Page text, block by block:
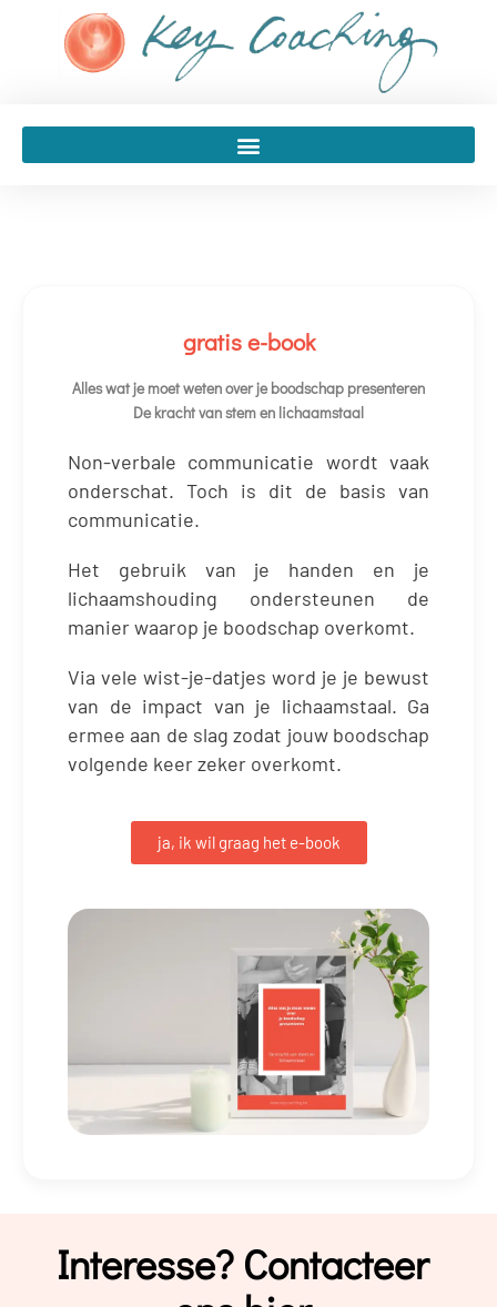
gratis e-book
Alles wat je moet weten over je boodschap presenteren
De kracht van stem en lichaamstaal
Non-verbale communicatie wordt vaak
onderschat. Toch is dit de basis van
communicatie.
Het gebruik van je handen en je
lichaamshouding ondersteunen de
manier waarop je boodschap overkomt.
Via vele wist-je-datjes word je je bewust
van de impact van je lichaamstaal. Ga
ermee aan de slag zodat jouw boodschap
volgende keer zeker overkomt.
ja, ik wil graag het e-book
Interesse? Contacteer